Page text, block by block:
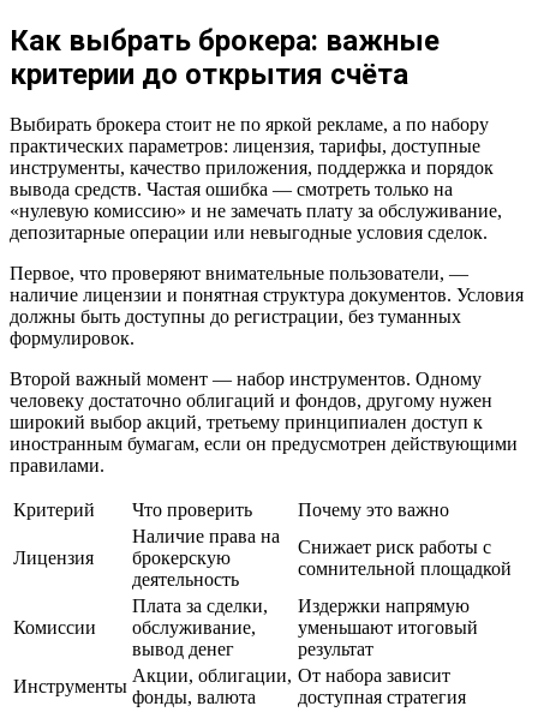
Как выбрать брокера: важные
критерии до открытия счёта
Выбирать брокера стоит не по яркой рекламе, а по набору
практических параметров: лицензия, тарифы, доступные
инструменты, качество приложения, поддержка и порядок
вывода средств. Частая ошибка — смотреть только на
«нулевую комиссию» и не замечать плату за обслуживание,
депозитарные операции или невыгодные условия сделок.
Первое, что проверяют внимательные пользователи, —
наличие лицензии и понятная структура документов. Условия
должны быть доступны до регистрации, без туманных
формулировок.
Второй важный момент — набор инструментов. Одному
человеку достаточно облигаций и фондов, другому нужен
широкий выбор акций, третьему принципиален доступ к
иностранным бумагам, если он предусмотрен действующими
правилами.
Критерий Что проверить Почему это важно
Лицензия
Наличие права на
брокерскую
деятельность
Снижает риск работы с
сомнительной площадкой
Комиссии
Плата за сделки,
обслуживание,
вывод денег
Издержки напрямую
уменьшают итоговый
результат
Инструменты
Акции, облигации,
фонды, валюта
От набора зависит
доступная стратегия